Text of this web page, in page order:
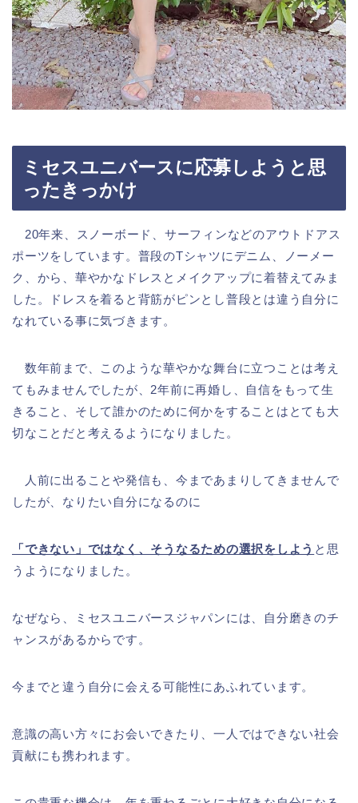
ミセスユニバースに応募しようと思
ったきっかけ
20年来、スノーボード、サーフィンなどのアウトドアス
ポーツをしています。 普段のTシャツにデニム、ノーメー
ク、から、華やかなドレスとメイクアップに着替えてみま
した。ドレスを着ると背筋がピンとし普段とは違う自分に
なれている事に気づきます。
数年前まで、このような華やかな舞台に立つことは考え
てもみませんでしたが、2年前に再婚し、自信をもって生
きること、そして誰かのために何かをすることはとても大
切なことだと考えるようになりました。
人前に出ることや発信も、今まであまりしてきませんで
したが、なりたい自分になるのに
「できない」ではなく、そうなるための選択をしよう と思
うようになりました。
なぜなら、ミセスユニバースジャパンには、自分磨きのチ
ャンスがあるからです。
今までと違う自分に会える可能性にあふれています。
意識の高い方々にお会いできたり、一人ではできない社会
貢献にも携われます。